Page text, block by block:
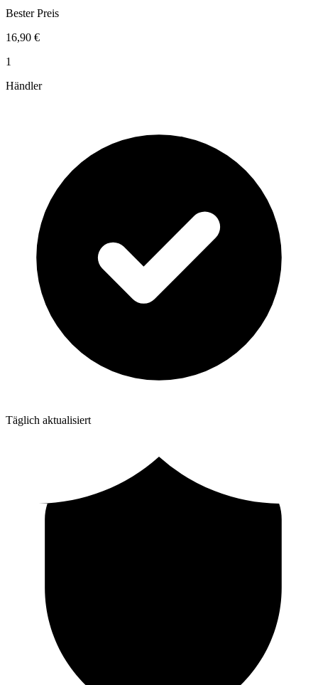
Bester Preis
16,90 €
1
Händler
Täglich aktualisiert